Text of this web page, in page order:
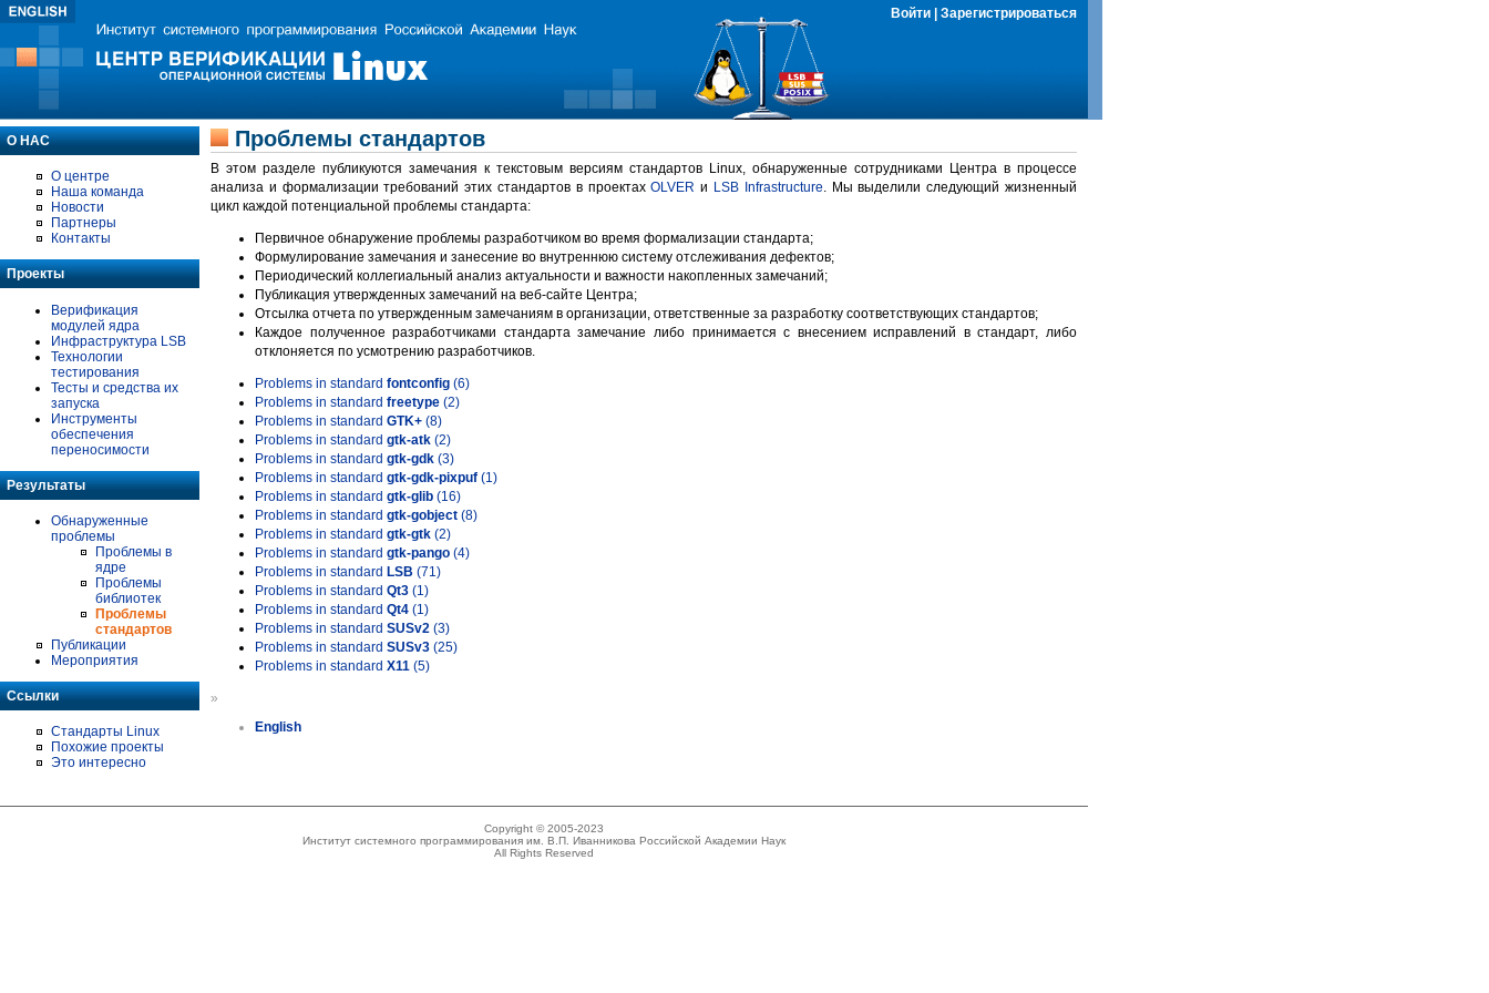
Войти Зарегистрироваться
О НАС
О центре
Наша команда
Новости
Партнеры
Контакты
Проекты
Верификация
модулей ядра
Инфраструктура LSB
Технологии
тестирования
Тесты и средства их
запуска
Инструменты
обеспечения
переносимости
Результаты
Обнаруженные
проблемы
Проблемы в
ядре
Проблемы
библиотек
Проблемы
стандартов
Публикации
Мероприятия
Ссылки
Стандарты Linux
Похожие проекты
Это интересно
Проблемы стандартов
В этом разделе публикуются замечания к текстовым версиям стандартов Linux, обнаруженные сотрудниками Центра в процессе
анализа и формализации требований этих стандартов в проектахOLVER и LSB Infrastructure. Мы выделили следующий жизненный
цикл каждой потенциальной проблемы стандарта:
Первичное обнаружение проблемы разработчиком во время формализации стандарта;
Формулирование замечания и занесение во внутреннюю систему отслеживания дефектов;
Периодический коллегиальный анализ актуальности и важности накопленных замечаний;
Публикация утвержденных замечаний на веб-сайте Центра;
Отсылка отчета по утвержденным замечаниям в организации, ответственные за разработку соответствующих стандартов;
Каждое полученное разработчиками стандарта замечание либо принимается с внесением исправлений в стандарт, либо
отклоняется по усмотрению разработчиков.
Problems in standard fontconfig (6)
Problems in standard freetype (2)
Problems in standard GTK+ (8)
Problems in standard gtk-atk (2)
Problems in standard gtk-gdk (3)
Problems in standard gtk-gdk-pixpuf (1)
Problems in standard gtk-glib (16)
Problems in standard gtk-gobject (8)
Problems in standard gtk-gtk (2)
Problems in standard gtk-pango (4)
Problems in standard LSB (71)
Problems in standard Qt3 (1)
Problems in standard Qt4 (1)
Problems in standard SUSv2 (3)
Problems in standard SUSv3 (25)
Problems in standard X11 (5)
»
English
Copyright © 2005-2023
Институт системного программирования им. В.П. Иванникова Российской Академии Наук
All Rights Reserved